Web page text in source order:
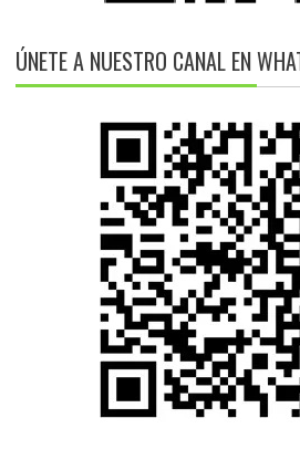
ÚNETE A NUESTRO CANAL EN